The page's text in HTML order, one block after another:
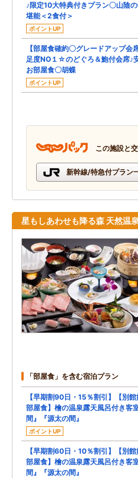
♪限定10大特典付きプラン〇山陰
堪能＜2食付＞
ポイントUP
【部屋食確約〇グレードアップ会
足度NO１☆のどぐろ＆鮑付会席♪
お部屋食〇胡蝶
ポイントUP
この施設と
新幹線/特急付プラン
星もしあわせも降る森 天然温
「部屋食」を含む宿泊プラン
【早期割90日・15％割引】【別
部屋食】檜の温泉露天風呂付き客
間』『源太の間』
ポイントUP
【早期割60日・10％割引】【別
部屋食】檜の温泉露天風呂付き客
間』『源太の間』